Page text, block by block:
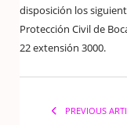
disposición los
Protección Civil de
22 extensión 3000.
PREVIOUS